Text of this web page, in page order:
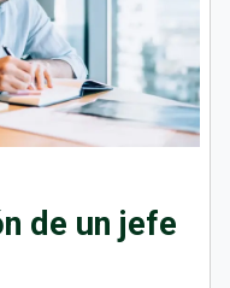
de un jefe